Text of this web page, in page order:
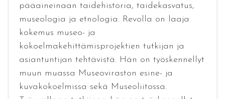
pääaineinaan taidehistoria, taidekasvatus,
museologia ja etnologia. Revolla on laaja
kokemus museo- ja
kokoelmakehittämisprojektien tutkijan ja
asiantuntijan tehtävistä. Hän on työskennellyt
muun muassa Museoviraston esine- ja
kuvakokoelmissa sekä Museoliitossa.